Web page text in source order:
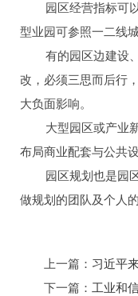
园区经营指标可
型业园可参照一二线
有的园区边建设
改，必须三思而后行
大负面影响。
大型园区或产业
布局商业配套与公共
园区规划也是园
做规划的团队及个人
上一篇： 习近平
下一篇： 工业和